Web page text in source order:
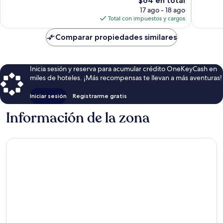
precio
actual
es
de
$64
17 ago - 18 ago
Total con impuestos y cargos
Comparar propiedades similares
Inicia sesión y reserva para acumular crédito OneKeyCash en
miles de hoteles. ¡Más recompensas te llevan a más aventuras!
Iniciar sesión Registrarme gratis
Información de la zona